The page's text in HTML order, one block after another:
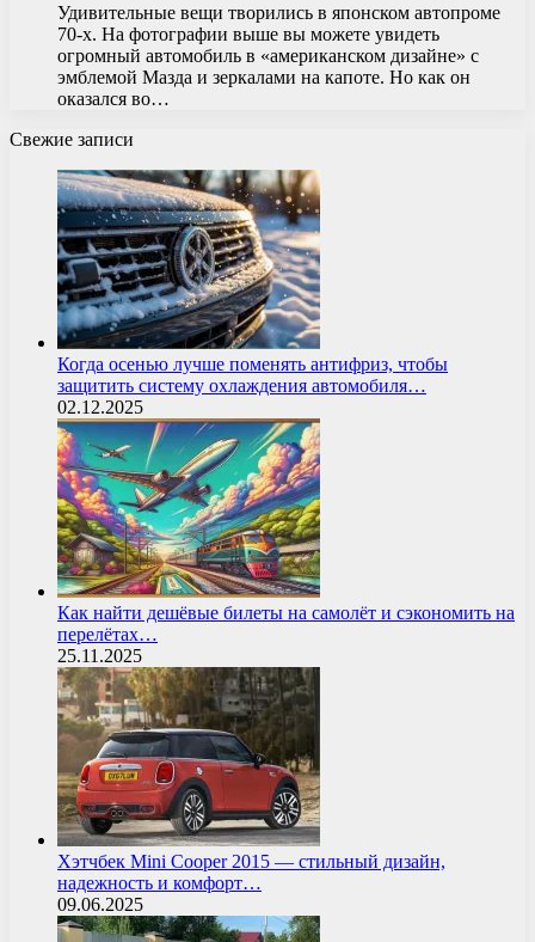
Удивительные вещи творились в японском автопроме
70-х. На фотографии выше вы можете увидеть
огромный автомобиль в «американском дизайне» с
эмблемой Мазда и зеркалами на капоте. Но как он
оказался во…
Свежие записи
Когда осенью лучше поменять антифриз, чтобы
защитить систему охлаждения автомобиля…
02.12.2025
Как найти дешёвые билеты на самолёт и сэкономить на
перелётах…
25.11.2025
Хэтчбек Mini Cooper 2015 — стильный дизайн,
надежность и комфорт…
09.06.2025